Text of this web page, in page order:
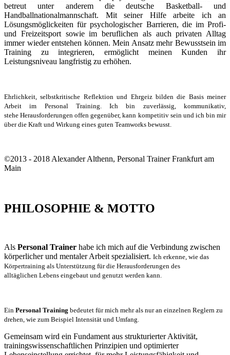
betreut unter anderem die deutsche Basketball- und
Handballnationalmannschaft. Mit seiner Hilfe arbeite ich an
Lösungsmöglickeiten für psychologischer Barrieren, die im Profi-
und Freizeitsport sowie im beruflichen als auch privaten Alltag
immer wieder entstehen können. Mein Ansatz mehr Bewusstsein im
Training zu integrieren, ermöglicht meinen Kunden ihr
Leistungsniveau langfristig zu erhöhen.
Ehrlichkeit,selbstkritische Reflektion und Ehrgeiz bilden die Basis meiner
Arbeitim Personal Training. Ich bin zuverlässig, kommunikativ,
steheHerausforderungen offen gegenüber, kann kompetitiv sein und ich binmir
über die Kraft und Wirkung eines guten Teamworks bewusst.
©2013 - 2018 Alexander Althenn, Personal Trainer Frankfurt am
Main
PHILOSOPHIE & MOTTO
Als Personal Trainer habe ich mich auf die Verbindung zwischen
körperlicher und mentaler Arbeit spezialisiert. Ich erkenne, wie das
Körpertraining als Unterstützung für die Herausforderungen des
alltäglichen Lebens eingebaut und genutzt werden kann.
Ein Personal Training bedeutet für mich mehr als nur an einzelnen Reglern zu
drehen, wie zum Beispiel Intensität und Umfang.
Gemeinsam wird ein Fundament aus strukturierter Aktivität,
trainingswissenschaftlichen Prinzipien und optimierter